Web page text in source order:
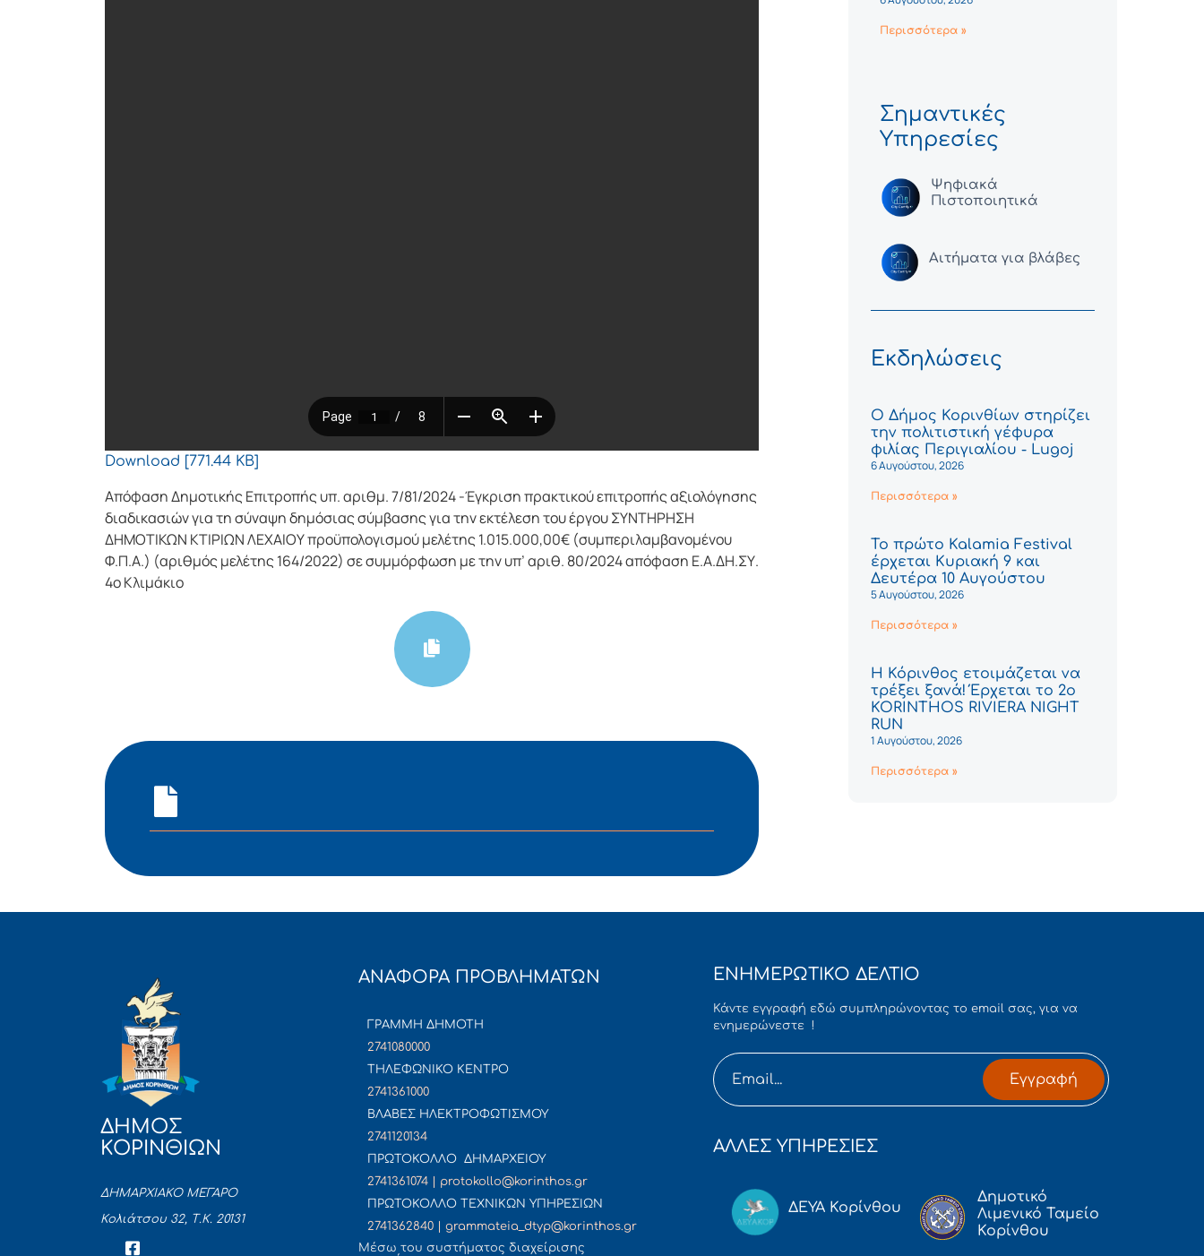
Download [771.44 KB]
Απόφαση Δημοτικής Επιτροπής υπ. αριθμ. 7/81/2024 -Έγκριση πρακτικού επιτροπής αξιολόγησης
διαδικασιών για τη σύναψη δημόσιας σύμβασης για την εκτέλεση του έργου ΣΥΝΤΗΡΗΣΗ
ΔΗΜΟΤΙΚΩΝ ΚΤΙΡΙΩΝ ΛΕΧΑΙΟΥ προϋπολογισμού μελέτης 1.015.000,00€ (συμπεριλαμβανομένου
Φ.Π.Α.) (αριθμός μελέτης 164/2022) σε συμμόρφωση με την υπ’ αριθ. 80/2024 απόφαση Ε.Α.ΔΗ.ΣΥ.
4ο Κλιμάκιο
Περισσότερα »
Σημαντικές
Υπηρεσίες
Ψηφιακά
Πιστοποιητικά
Αιτήματα για βλάβες
Εκδηλώσεις
Ο Δήμος Κορινθίων στηρίζει
την πολιτιστική γέφυρα
φιλίας Περιγιαλίου - Lugoj
6 Αυγούστου, 2026
Περισσότερα »
Το πρώτο Kalamia Festival
έρχεται Κυριακή 9 και
Δευτέρα 10 Αυγούστου
5 Αυγούστου, 2026
Περισσότερα »
Η Κόρινθος ετοιμάζεται να
τρέξει ξανά! Έρχεται το 2ο
KORINTHOS RIVIERA NIGHT
RUN
1 Αυγούστου, 2026
Περισσότερα »
ΔΗΜΟΣ
ΚΟΡΙΝΘΙΩΝ
ΔΗΜΑΡΧΙΑΚΟ ΜΕΓΑΡΟ
Κολιάτσου 32, Τ.Κ. 20131
ΑΝΑΦΟΡΑ ΠΡΟΒΛΗΜΑΤΩΝ
ΓΡΑΜΜΗ ΔΗΜΟΤΗ
2741080000
ΤΗΛΕΦΩΝΙΚΟ ΚΕΝΤΡΟ
2741361000
ΒΛΑΒΕΣ ΗΛΕΚΤΡΟΦΩΤΙΣΜΟΥ
2741120134
ΠΡΩΤΟΚΟΛΛΟ ΔΗΜΑΡΧΕΙΟΥ
2741361074 | protokollo@korinthos.gr
ΠΡΩΤΟΚΟΛΛΟ ΤΕΧΝΙΚΩΝ ΥΠΗΡΕΣΙΩΝ
2741362840 | grammateia_dtyp@korinthos.gr
Mέσω του συστήματος διαχείρισης
ΕΝΗΜΕΡΩΤΙΚΟ ΔΕΛΤΙΟ
Κάντε εγγραφή εδώ συμπληρώνοντας το email σας, για να
ενημερώνεστε !
Εγγραφή
ΑΛΛΕΣ ΥΠΗΡΕΣΙΕΣ
ΔΕΥΑ Κορίνθου
Δημοτικό
Λιμενικό Ταμείο
Κορίνθου